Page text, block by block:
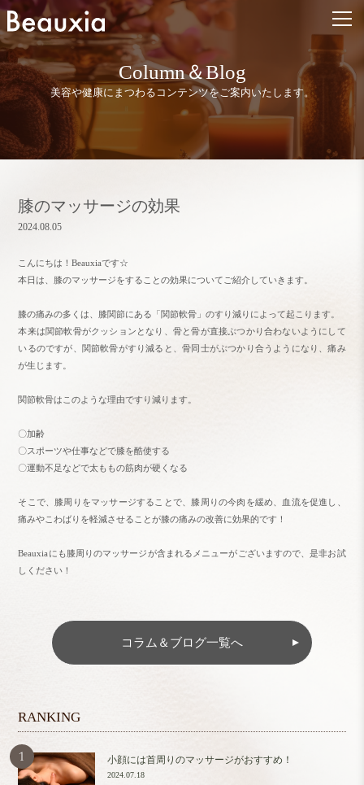
Column＆Blog
美容や健康にまつわるコンテンツをご案内いたします。
膝のマッサージの効果
2024.08.05
こんにちは！Beauxiaです☆
本日は、膝のマッサージをすることの効果についてご紹介していきます。
膝の痛みの多くは、膝関節にある「関節軟骨」のすり減りによって起こります。
本来は関節軟骨がクッションとなり、骨と骨が直接ぶつかり合わないようにして
いるのですが、関節軟骨がすり減ると、骨同士がぶつかり合うようになり、痛み
が生じます。
関節軟骨はこのような理由ですり減ります。
〇加齢
〇スポーツや仕事などで膝を酷使する
〇運動不足などで太ももの筋肉が硬くなる
そこで、膝周りをマッサージすることで、膝周りの今肉を緩め、血流を促進し、
痛みやこわばりを軽減させることが膝の痛みの改善に効果的です！
Beauxiaにも膝周りのマッサージが含まれるメニューがございますので、是非お試
しください！
コラム＆ブログ一覧へ
RANKING
小顔には首周りのマッサージがおすすめ！
2024.07.18